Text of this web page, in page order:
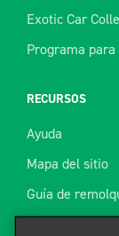
Exotic Car
Programa
RECURSOS
Ayuda
Mapa del sitio
Guía de